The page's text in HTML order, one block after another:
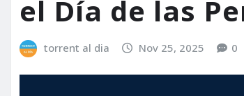
el Día de las
torrent al dia Nov 25, 2025 0